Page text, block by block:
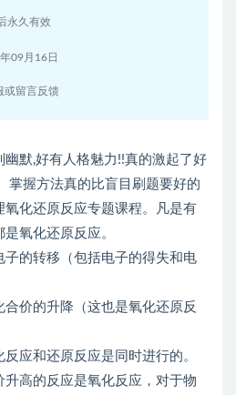
永久有效
09月16日
或留言反馈
幽默,好有人格魅力!!真的激起了好
掌握方法真的比盲目刷题要好的
氧化还原反应专题课程。凡是有
氧化还原反应。
的转移（包括电子的得失和电
价的升降（这也是氧化还原反
应和还原反应是同时进行的。
高的反应是氧化反应，对于物